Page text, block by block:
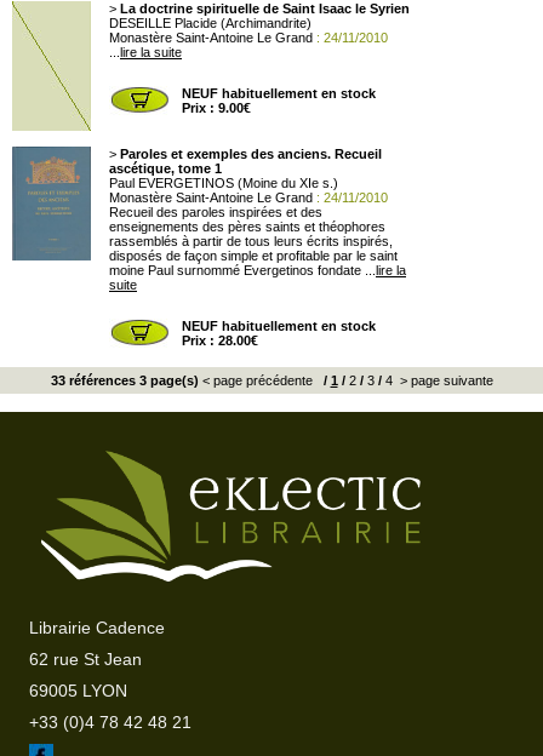
> La doctrine spirituelle de Saint Isaac le Syrien
DESEILLE Placide (Archimandrite)
Monastère Saint-Antoine Le Grand : 24/11/2010
lire la suite
NEUF habituellement en stock
Prix : 9.00€
> Paroles et exemples des anciens. Recueil
ascétique, tome 1
Paul EVERGETINOS (Moine du XIe s.)
Monastère Saint-Antoine Le Grand : 24/11/2010
Recueil des paroles inspirées et des
enseignements des pères saints et théophores
rassemblés à partir de tous leurs écrits inspirés,
disposés de façon simple et profitable par le saint
moine Paul surnommé Evergetinos fondate ... lire la
suite
NEUF habituellement en stock
Prix : 28.00€
33 références 3 page(s) < page précédente/ 1 /2/3/4 > page suivante
Librairie Cadence
62 rue St Jean
69005 LYON
+33 (0)4 78 42 48 21